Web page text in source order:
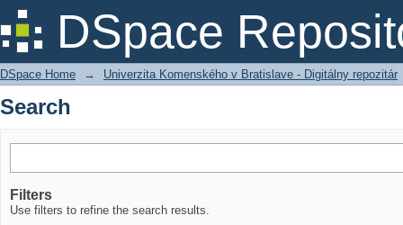
DSpace
Search
DSpace Home → Univerzita Komenského v Bratislave - Digitálny repozitár
Search
Filters
Use filters to refine the search results.